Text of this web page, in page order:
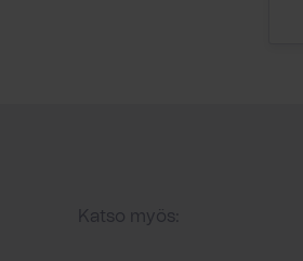
Katso myös: